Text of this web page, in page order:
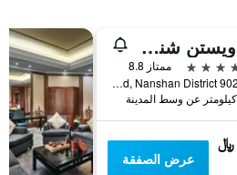
ذا ويستن شنزهن نانشان
ممتاز 8.8
9028-2 Shennan Road, Nanshan District, شينزهين, الصين
عرض الصفقة